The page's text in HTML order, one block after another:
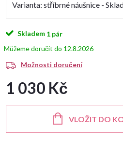
Skladem 1 pár
12.8.2026
Možnosti doručení
1 030 Kč
VLOŽIT DO